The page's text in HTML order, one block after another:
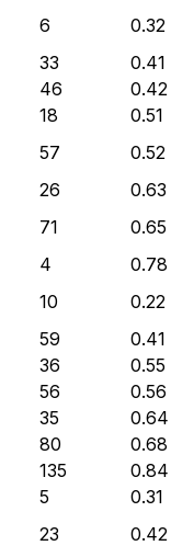
6
0.32
33
0.41
46
0.42
18
0.51
57
0.52
26
0.63
71
0.65
4
0.78
10
0.22
59
0.41
36
0.55
56
0.56
35
0.64
80
0.68
135
0.84
5
0.31
23
0.42